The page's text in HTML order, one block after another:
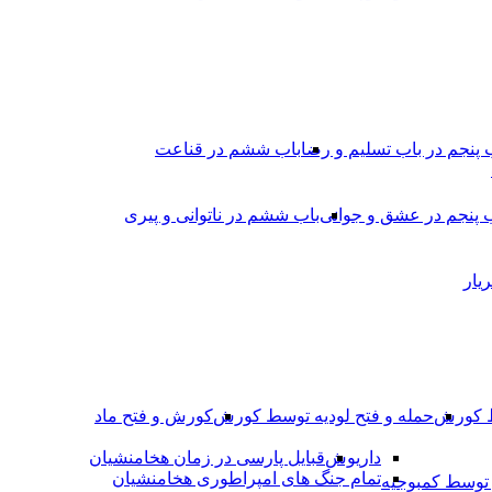
پنجم در باب تسلیم و رضاباب ششم در قناعت
پنجم در عشق و جوانىباب ششم در ناتوانى و پیرى
کورشحمله و فتح لودیه توسط کورشکورش و فتح ماد
کمبوجیه
داریوشقبایل پارسی در زمان هخامنشیان
تمام جنگ های امپراطوری هخامنشیان